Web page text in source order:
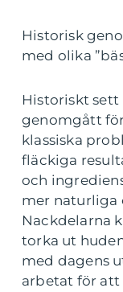
Historisk
med olika
Historiskt
genomgått
klassiska
fläckiga
och
mer naturliga
Nackdelarna
torka ut
med dagens
arbetat för att